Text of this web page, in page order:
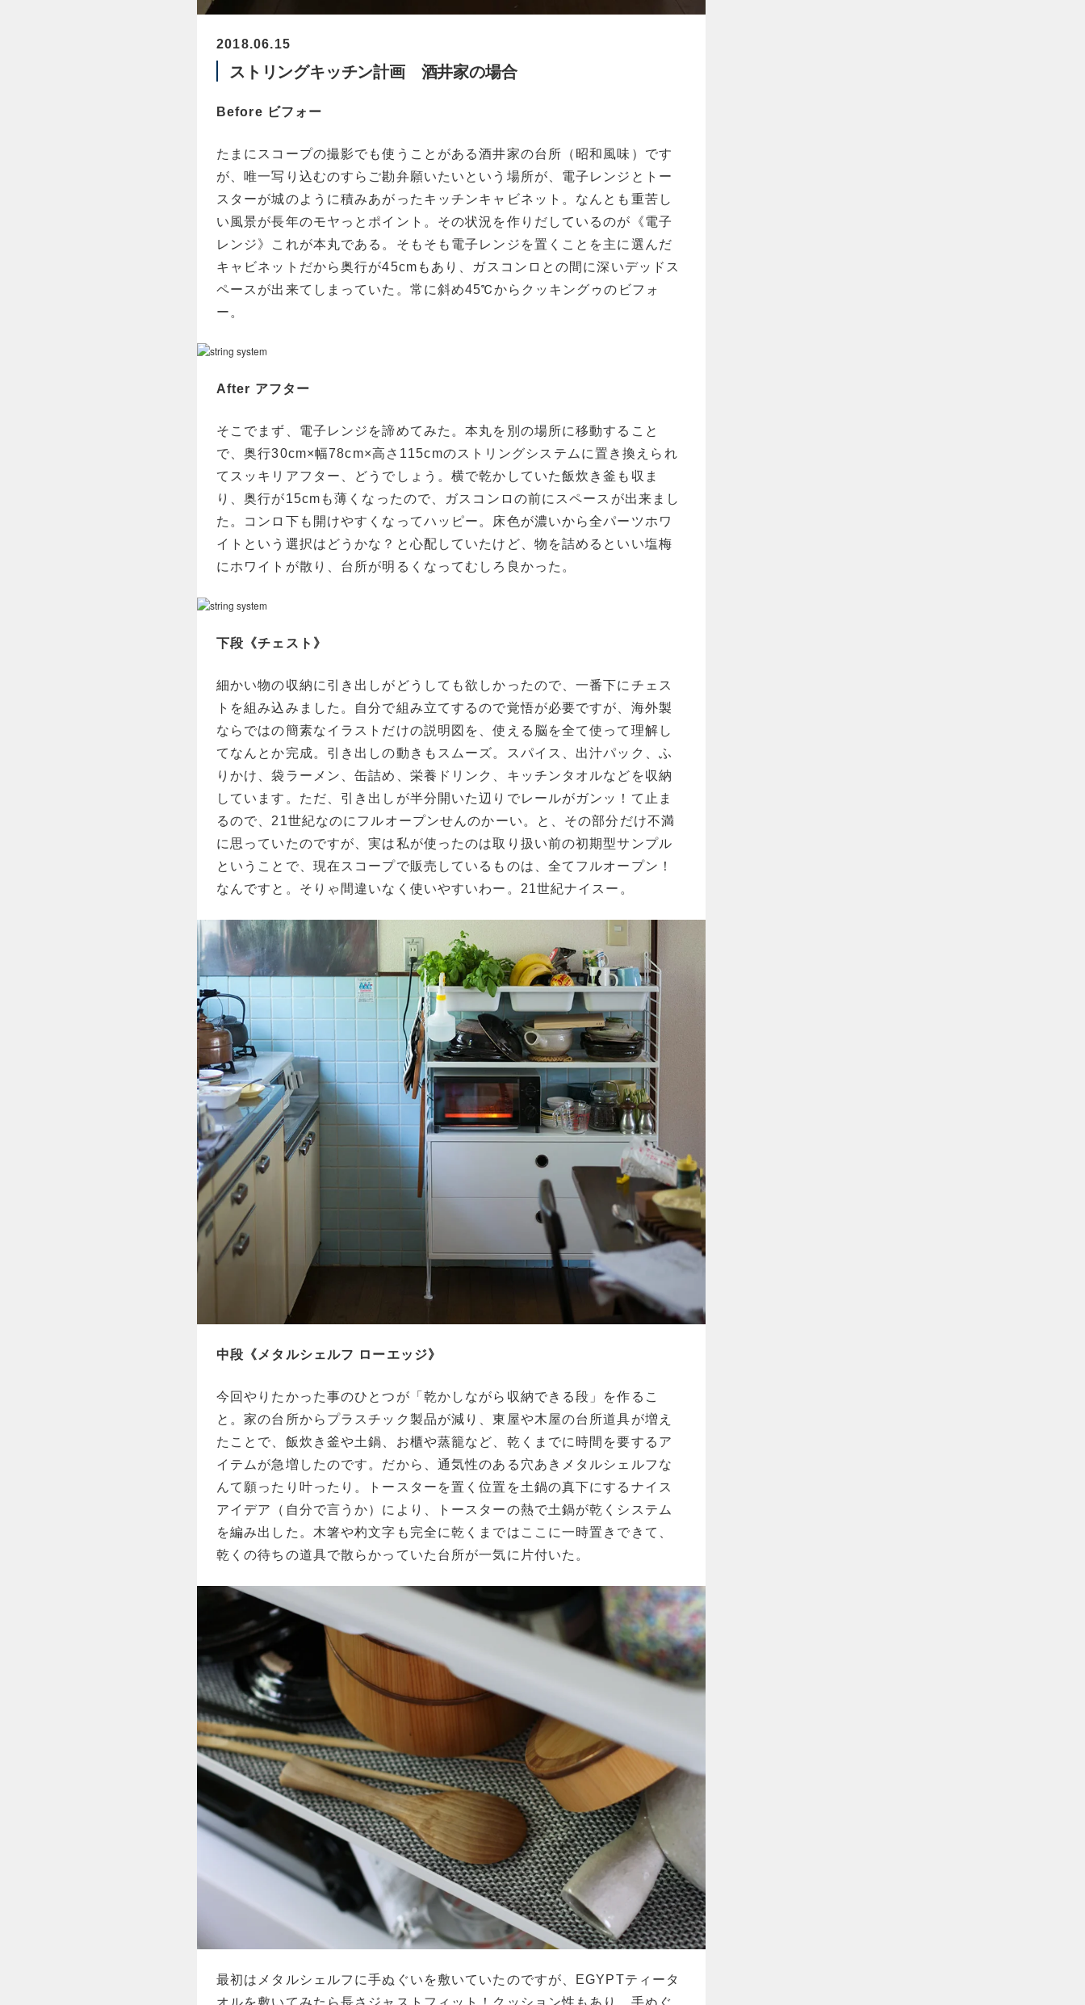
2018.06.15
ストリングキッチン計画 酒井家の場合
Before ビフォー
たまにスコープの撮影でも使うことがある酒井家の台所（昭和風味）です
が、唯一写り込むのすらご勘弁願いたいという場所が、電子レンジとトー
スターが城のように積みあがったキッチンキャビネット。なんとも重苦し
い風景が長年のモヤっとポイント。 その状況を作りだしているのが《電子
レンジ》これが本丸である。そもそも電子レンジを置くことを主に選んだ
キャビネットだから奥行が45cmもあり、ガスコンロとの間に深いデッドス
ペースが出来てしまっていた。常に斜め45℃からクッキングゥのビフォ
ー。
After アフター
そこでまず、電子レンジを諦めてみた。本丸を別の場所に移動すること
で、奥行30cm×幅78cm×高さ115cmのストリングシステムに置き換えられ
てスッキリアフター、どうでしょう。横で乾かしていた飯炊き釜も収ま
り、奥行が15cmも薄くなったので、ガスコンロの前にスペースが出来まし
た。コンロ下も開けやすくなってハッピー。床色が濃いから全パーツホワ
イトという選択はどうかな？と心配していたけど、物を詰めるといい塩梅
にホワイトが散り、台所が明るくなってむしろ良かった。
下段《チェスト》
細かい物の収納に引き出しがどうしても欲しかったので、一番下にチェス
トを組み込みました。自分で組み立てするので覚悟が必要ですが、海外製
ならではの簡素なイラストだけの説明図を、使える脳を全て使って理解し
てなんとか完成。引き出しの動きもスムーズ。スパイス、出汁パック、ふ
りかけ、袋ラーメン、缶詰め、栄養ドリンク、キッチンタオルなどを収納
しています。ただ、引き出しが半分開いた辺りでレールがガンッ！て止ま
るので、21世紀なのにフルオープンせんのかーい。と、その部分だけ不満
に思っていたのですが、実は私が使ったのは取り扱い前の初期型サンプル
ということで、現在スコープで販売しているものは、全てフルオープン！
なんですと。そりゃ間違いなく使いやすいわー。21世紀ナイスー。
中段《メタルシェルフ ローエッジ》
今回やりたかった事のひとつが「乾かしながら収納できる段」を作るこ
と。家の台所からプラスチック製品が減り、東屋や木屋の台所道具が増え
たことで、飯炊き釜や土鍋、お櫃や蒸籠など、乾くまでに時間を要するア
イテムが急増したのです。だから、通気性のある穴あきメタルシェルフな
んて願ったり叶ったり。トースターを置く位置を土鍋の真下にするナイス
アイデア（自分で言うか）により、トースターの熱で土鍋が乾くシステム
を編み出した。木箸や杓文字も完全に乾くまではここに一時置きできて、
乾くの待ちの道具で散らかっていた台所が一気に片付いた。
最初はメタルシェルフに手ぬぐいを敷いていたのですが、EGYPTティータ